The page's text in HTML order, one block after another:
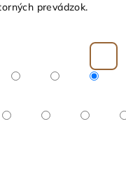
prevádzok.